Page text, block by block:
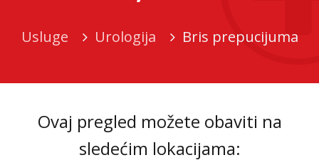
Usluge Urologija Bris prepucijuma
Ovaj pregled možete obaviti na
sledećim lokacijama: